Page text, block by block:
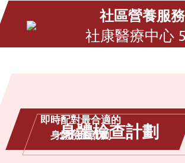
社區營養服務
社康醫療中心
身體檢查計劃
即時配對最合適的
身體檢查計劃